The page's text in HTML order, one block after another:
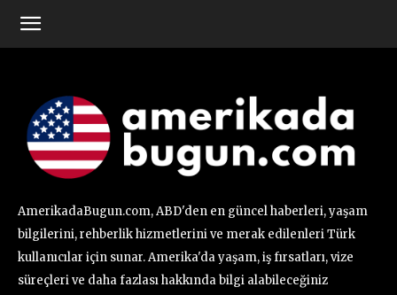
AmerikadaBugun.com, ABD'den en güncel haberleri, yaşam
bilgilerini, rehberlik hizmetlerini ve merak edilenleri Türk
kullanıcılar için sunar. Amerika'da yaşam, iş fırsatları, vize
süreçleri ve daha fazlası hakkında bilgi alabileceğiniz